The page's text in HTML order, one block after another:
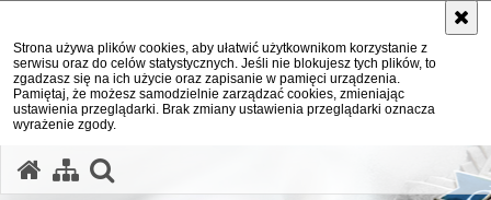
Strona używa plików cookies, aby ułatwić użytkownikom korzystanie z
serwisu oraz do celów statystycznych. Jeśli nie blokujesz tych plików, to
zgadzasz się na ich użycie oraz zapisanie w pamięci urządzenia.
Pamiętaj, że możesz samodzielnie zarządzać cookies, zmieniając
ustawienia przeglądarki. Brak zmiany ustawienia przeglądarki oznacza
wyrażenie zgody.